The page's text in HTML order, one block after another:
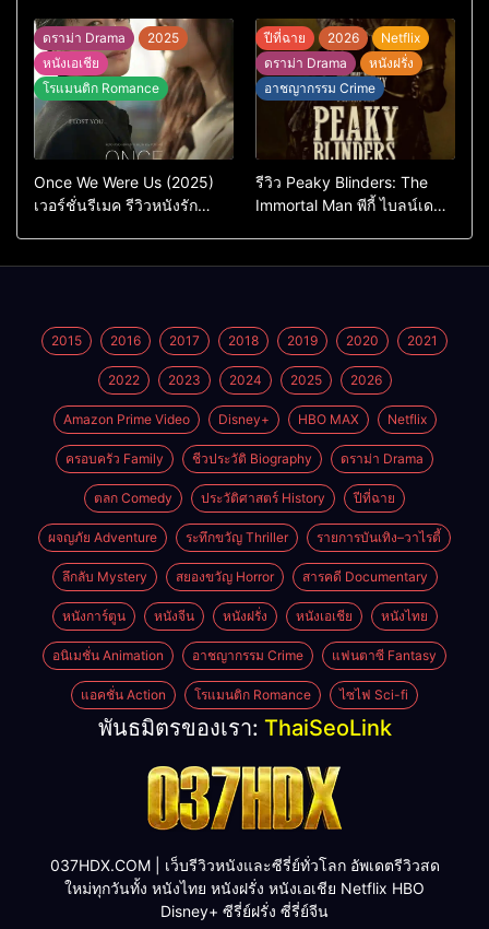
ต้นฉบับเกาหลี
แต่ยังไปไม่ถึงไหน
ดราม่า Drama
2025
หนังเอเชีย
โรแมนติก Romance
Once We Were Us (2025)
เวอร์ชั่นรีเมค รีวิวหนังรัก
ปีที่ฉาย 2026
Netflix
ดราม่า Drama
หนังฝรั่ง
อาชญากรรม Crime
รีวิว Peaky Blinders: The
Immortal Man พีกี้ ไบลน์เด
2015 2016 2017 2018 2019 2020 2021
2022 2023 2024 2025 2026
Amazon Prime Video Disney+ HBO MAX Netflix
ครอบครัว Family ชีวประวัติ Biography ดราม่า Drama
ตลก Comedy ประวัติศาสตร์ History ปีที่ฉาย
ผจญภัย Adventure ระทึกขวัญ Thriller รายการบันเทิง–วาไรตี้
ลึกลับ Mystery สยองขวัญ Horror สารคดี Documentary
หนังการ์ตูน หนังจีน หนังฝรั่ง หนังเอเชีย หนังไทย
อนิเมชั่น Animation อาชญากรรม Crime แฟนตาซี Fantasy
แอคชั่น Action โรแมนติก Romance ไซไฟ Sci-fi
พันธมิตรของเรา: ThaiSeoLink
037HDX.COM | เว็บรีวิวหนังและซีรี่ย์ทั่วโลก อัพเดตรีวิวสด
ใหม่ทุกวันทั้ง หนังไทย หนังฝรั่ง หนังเอเชีย Netflix HBO
Disney+ ซีรี่ย์ฝรั่ง ซี่รี่ย์จีน